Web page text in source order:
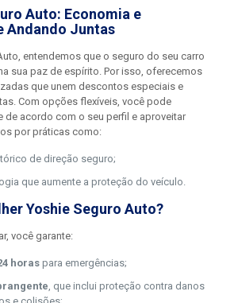
Auto: Economia e
Andando Juntas
entendemos que o seguro do seu carro
sua paz de espírito. Por isso, oferecemos
que unem descontos especiais e
Com opções flexíveis, você pode
de acordo com o seu perfil e aproveitar
por práticas como:
de direção seguro;
que aumente a proteção do veículo.
Yoshie Seguro Auto?
você garante:
horaspara emergências;
, que inclui proteção contra danos